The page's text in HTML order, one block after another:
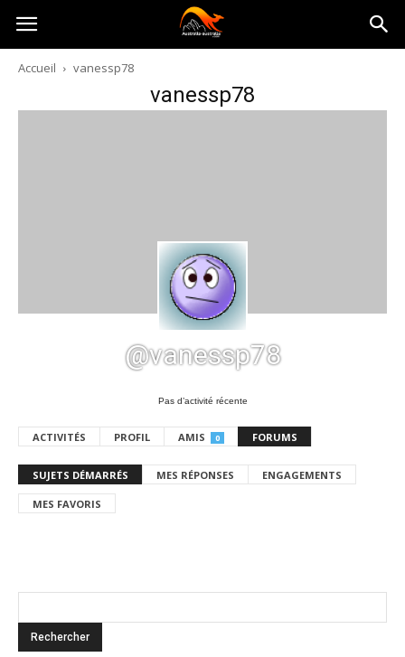
Australia-
australie.com
Accueil vanessp78
vanessp78
@vanessp78
Pas d’activité récente
ACTIVITÉS PROFIL AMIS 0 FORUMS
SUJETS DÉMARRÉS MES RÉPONSES ENGAGEMENTS
MES FAVORIS